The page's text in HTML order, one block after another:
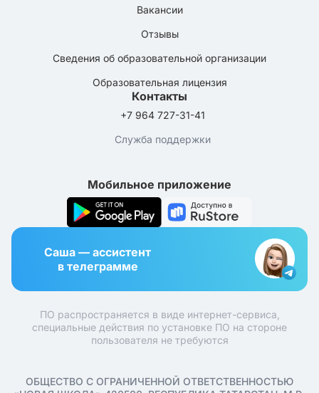
Вакансии
Отзывы
Сведения об образовательной организации
Образовательная лицензия
Контакты
+7 964 727-31-41
Служба поддержки
Мобильное приложение
Саша — ассистент
в телеграмме
ПО распространяется в виде интернет-сервиса,
специальные действия по установке ПО на стороне
пользователя не требуются
ОБЩЕСТВО С ОГРАНИЧЕННОЙ ОТВЕТСТВЕННОСТЬЮ